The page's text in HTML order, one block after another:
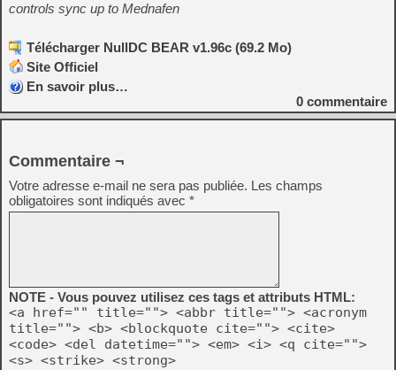
controls sync up to Mednafen
Télécharger NullDC BEAR v1.96c (69.2 Mo)
Site Officiel
En savoir plus…
0 commentaire
Commentaire ¬
Votre adresse e-mail ne sera pas publiée. Les champs
obligatoires sont indiqués avec *
NOTE - Vous pouvez utilisez ces tags et attributs HTML:
<a href="" title=""> <abbr title=""> <acronym
title=""> <b> <blockquote cite=""> <cite>
<code> <del datetime=""> <em> <i> <q cite="">
<s> <strike> <strong>